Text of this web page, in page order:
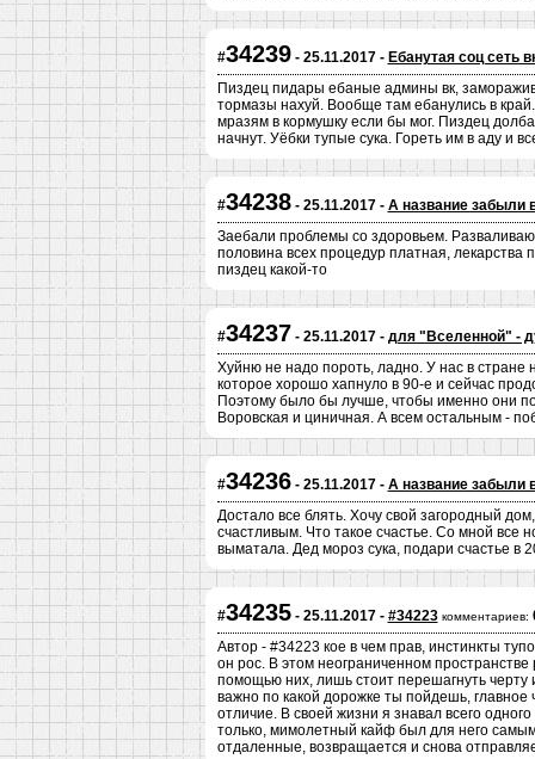
#34239- 25.11.2017 - Ебанутая соц сеть
Пиздец пидары ебаные админы вк,
тормазы нахуй. Вообще там ебанулись в
мразям в кормушку если бы мог. Пиздец
начнут. Уёбки тупые сука. Гореть им в аду и
#34238- 25.11.2017 - А название забыли
Заебали проблемы со здоровьем.
половина всех процедур платная,
пиздец какой-то
#34237 - 25.11.2017 - для "Вселенной" -
Хуйню не надо пороть, ладно. У нас в стране
которое хорошо хапнуло в 90-е и сейчас
Поэтому было бы лучше, чтобы именно они
Воровская и циничная. А всем остальным -
#34236- 25.11.2017 - А название забыли
Достало все блять. Хочу свой загородный
счастливым. Что такое счастье. Со мной все
выматала. Дед мороз сука, подари счастье в
#34235- 25.11.2017 - #34223 комментариев:
Автор - #34223 кое в чем прав, инстинкты
он рос. В этом неограниченном
помощью них, лишь стоит перешагнуть черту
важно по какой дорожке ты пойдешь, главное
отличие. В своей жизни я знавал всего
только, мимолетный кайф был для него
отдаленные, возвращается и снова